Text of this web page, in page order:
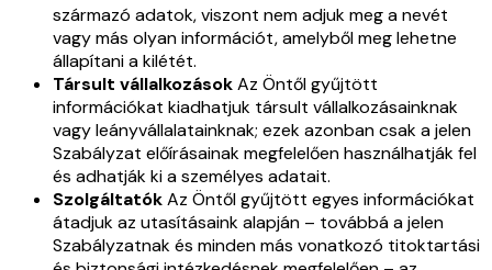
származó adatok, viszont nem adjuk meg a nevét
vagy más olyan információt, amelyből meg lehetne
állapítani a kilétét.
Társult vállalkozásokAz Öntől gyűjtött
információkat kiadhatjuk társult vállalkozásainknak
vagy leányvállalatainknak; ezek azonban csak a jelen
Szabályzat előírásainak megfelelően használhatják fel
és adhatják ki a személyes adatait.
SzolgáltatókAz Öntől gyűjtött egyes információkat
átadjuk az utasításaink alapján – továbbá a jelen
Szabályzatnak és minden más vonatkozó titoktartási